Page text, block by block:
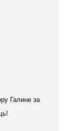
Галине за